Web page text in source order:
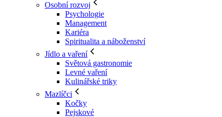
Osobní rozvoj
Psychologie
Management
Kariéra
Spiritualita a náboženství
Jídlo a vaření
Světová gastronomie
Levné vaření
Kulinářské triky
Mazlíčci
Kočky
Pejskové